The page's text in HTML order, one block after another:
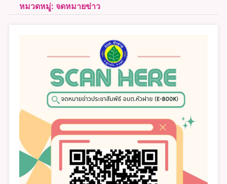
หมวดหมู่: จดหมายข่าว